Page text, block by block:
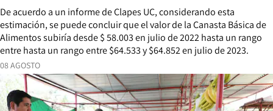
08 AGOSTO
De acuerdo a un informe de Clapes UC, considerando esta
estimación, se puede concluir que el valor de la Canasta Básica de
Alimentos subiría desde $ 58.003 en julio de 2022 hasta un rango
entre hasta un rango entre $64.533 y $64.852 en julio de 2023.